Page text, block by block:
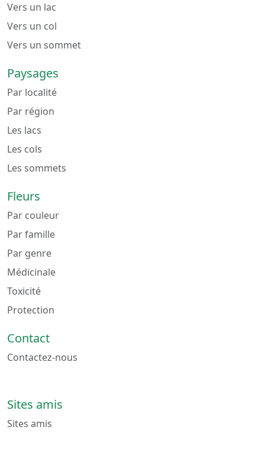
Vers un lac
Vers un col
Vers un sommet
Paysages
Par localité
Par région
Les lacs
Les cols
Les sommets
Fleurs
Par couleur
Par famille
Par genre
Médicinale
Toxicité
Protection
Contact
Contactez-nous
Sites amis
Sites amis